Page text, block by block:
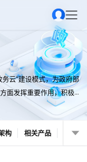
云”建设模式，为政府部
面发挥重要作用，积极
务模式，助力政务服务
构 相关产品